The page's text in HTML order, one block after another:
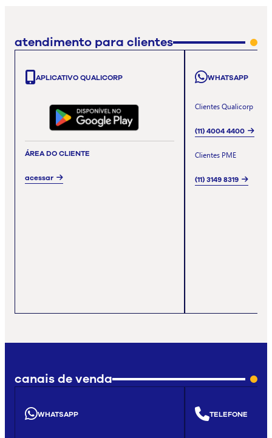
atendimento para clientes
APLICATIVO QUALICORP
ÁREA DO CLIENTE
acessar
WHATSAPP
Clientes Qualicorp
(11) 4004 4400
Clientes PME
(11) 3149 8319
canais de venda
WHATSAPP TELEFONE